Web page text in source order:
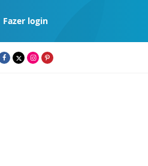
Fazer login